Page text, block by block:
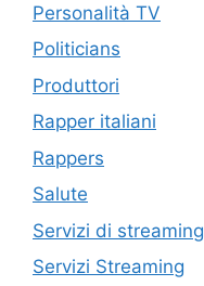
Personalità TV
Politicians
Produttori
Rapper italiani
Rappers
Salute
Servizi di streaming
Servizi Streaming